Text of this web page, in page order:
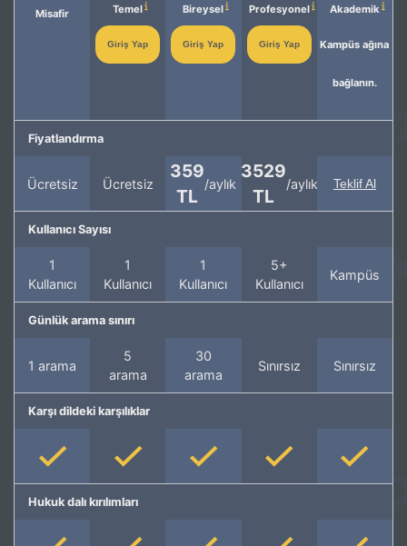
Misafir Temel
Giriş Yap
Bireysel
Giriş Yap
Profesyonel
Giriş Yap
Akademik
Kampüs ağına
bağlanın.
Fiyatlandırma
Ücretsiz Ücretsiz
359
TL
/aylık
3529
TL
/aylık Teklif Al
Kullanıcı Sayısı
1
Kullanıcı
1
Kullanıcı
1
Kullanıcı
5+
Kullanıcı
Kampüs
Günlük arama sınırı
1 arama
5
arama
30
arama
Sınırsız Sınırsız
Karşı dildeki karşılıklar
Hukuk dalı kırılımları